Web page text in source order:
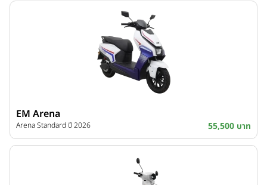
EM Arena
Arena Standard ปี 2026 55,500 บาท